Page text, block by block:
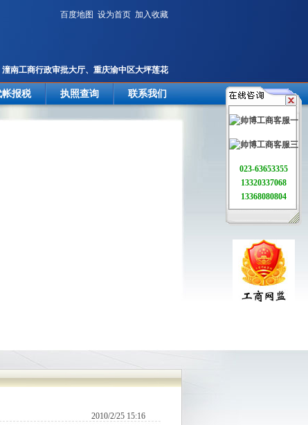
百度地图 设为首页 加入收藏
潼南工商行政审批大厅、重庆渝中区大坪莲花
国际
帐报税 执照查询 联系我们
2010/2/25 15:16
023-63653355
13320337068
13368080804